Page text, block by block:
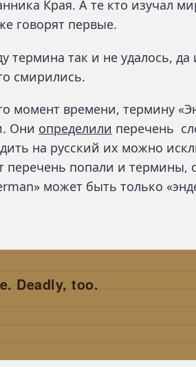
Края. А те кто изучал
говорят первые.
термина так и не удалось,
смирились.
момент времени, термину
Они определили перечень
на русский их можно
перечень попали и термины,
может быть только
Deadly, too.